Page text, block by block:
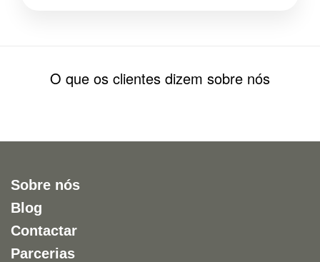
O que os clientes dizem sobre nós
Sobre nós
Blog
Contactar
Parcerias